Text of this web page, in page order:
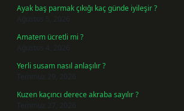
Ayak baş parmak çıkığı kaç günde iyileşir ?
Ağustos 5, 2026
Amatem ücretli mi ?
Ağustos 4, 2026
Yerli susam nasıl anlaşılır ?
Temmuz 29, 2026
Kuzen kaçıncı derece akraba sayılır ?
Temmuz 27, 2026